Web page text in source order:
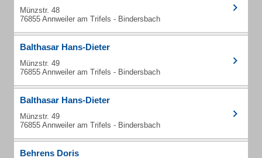
Münzstr. 48
76855 Annweiler am Trifels - Bindersbach
Balthasar Hans-Dieter
Münzstr. 49
76855 Annweiler am Trifels - Bindersbach
Balthasar Hans-Dieter
Münzstr. 49
76855 Annweiler am Trifels - Bindersbach
Behrens Doris